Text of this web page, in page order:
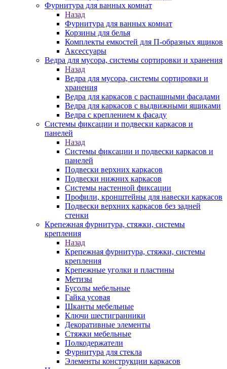
Фурнитура для ванных комнат
Назад
Фурнитура для ванных комнат
Корзины для белья
Комплекты емкостей для П-образных ящиков
Аксессуары
Ведра для мусора, системы сортировки и хранения
Назад
Ведра для мусора, системы сортировки и
хранения
Ведра для каркасов с распашными фасадами
Ведра для каркасов с выдвижными ящиками
Ведра с креплением к фасаду
Системы фиксации и подвески каркасов и
панелей
Назад
Системы фиксации и подвески каркасов и
панелей
Подвески верхних каркасов
Подвески нижних каркасов
Системы настенной фиксации
Профили, кронштейны для навески каркасов
Подвески верхних каркасов без задней
стенки
Крепежная фурнитура, стяжки, системы
крепления
Назад
Крепежная фурнитура, стяжки, системы
крепления
Крепежные уголки и пластины
Метизы
Бусолы мебельные
Гайка усовая
Шканты мебельные
Ключи шестигранники
Декоративные элементы
Стяжки мебельные
Полкодержатели
Фурнитура для стекла
Элементы конструкции каркасов